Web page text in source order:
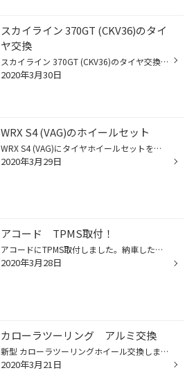
スカイライン 370GT (CKV36)のタイ
ヤ交換
スカイライン 370GT (CKV36)のタイヤ交換を実施致しました！！ 降雪の中だったのですが、積もるほどではないということでご来店いただけました。 とはいってもフロントガラスにはしっかり雪が！（笑） 装着したタイヤはスタッドレスではなく、POTENZA S007A です！ お帰りの際には、力強い排気音と...
2020年3月30日
WRX S4 (VAG)のホイールセット
WRX S4 (VAG)にタイヤホイールセットをお取り付け致しました！ 今回装着のホイールは RAYSのVOLK RACING ZE40 18inch 8.5J 42 タイヤは POTENZA S007A 245/40R18 になります！！ STIのエアロとホイールのカラーリングがばっちりマッチして痺れるくらいカッコイイですね～！！ ドレスアップしたタイ...
2020年3月29日
アコード TPMS取付！
アコードにTPMS取付しました。納車したての８６kmでした。(*^^*)！ TPMS ！ ( ..)φメモメモ https://www.taiyakan.co.jp/service/tire/tpms/ タイヤ空気圧モニタニングシステム！です。タイヤの空気圧が減るとお知らせする機械です。私も車に装着しております！ アコードの前の車両で取付をしていま...
2020年3月28日
カローラツーリング アルミ交換
新型 カローラツーリングホイール交換しました！納車したての新車です。 ノーマル16インチの車両で、タイヤはそのまま使用して、ホイールを新しくご用意しました。 画像２枚目が新車装着ホイールです。 取付したホイールはブリヂストン BALMINUM T10 カラー （B/SN)です。 https://www.bs-awh.ne.jp...
2020年3月21日